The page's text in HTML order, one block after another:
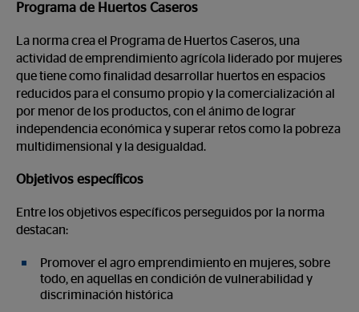
Programa de Huertos Caseros
La norma crea el Programa de Huertos Caseros, una
actividad de emprendimiento agrícola liderado por mujeres
que tiene como finalidad desarrollar huertos en espacios
reducidos para el consumo propio y la comercialización al
por menor de los productos, con el ánimo de lograr
independencia económica y superar retos como la pobreza
multidimensional y la desigualdad.
Objetivos específicos
Entre los objetivos específicos perseguidos por la norma
destacan:
Promover el agro emprendimiento en mujeres, sobre
todo, en aquellas en condición de vulnerabilidad y
discriminación histórica